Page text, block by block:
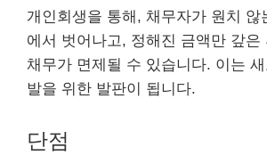
개인회생을 통해, 채무자가 원치 않
에서 벗어나고, 정해진 금액만 갚은
채무가 면제될 수 있습니다. 이는
발을 위한 발판이 됩니다.
단점